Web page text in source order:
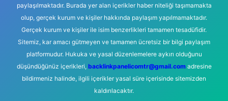
paylaşılmaktadır. Burada yer alan içerikler haber niteliği taşımamakta
olup, gerçek kurum ve kişiler hakkında paylaşım yapılmamaktadır.
Gerçek kurum ve kişiler ile isim benzerlikleri tamamen tesadüfidir.
Sitemiz, kar amacı gütmeyen ve tamamen ücretsiz bir bilgi paylaşım
platformudur. Hukuka ve yasal düzenlemelere aykırı olduğunu
düşündüğünüz içerikleri, backlinkpanelicomtr@gmail.comadresine
bildirmeniz halinde, ilgili içerikler yasal süre içerisinde sitemizden
kaldırılacaktır.